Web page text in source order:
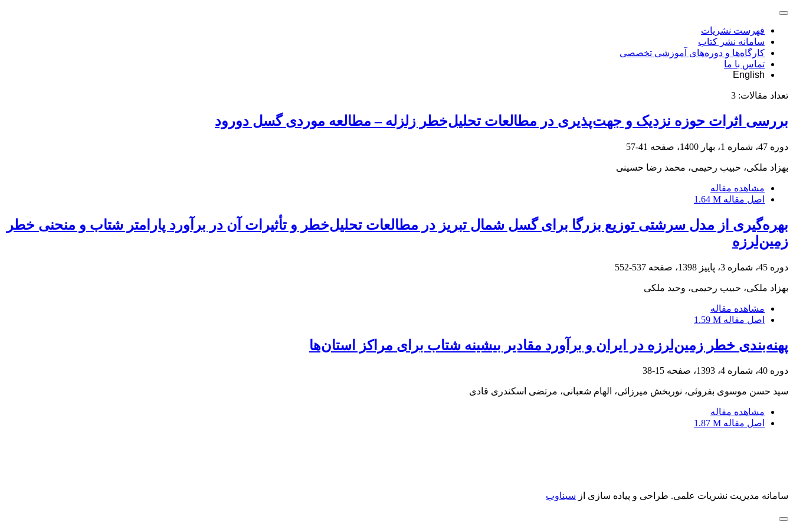
فهرست نشریات
سامانه نشر کتاب
کارگاه‌ها و دوره‌های آموزشی تخصصی
تماس با ما
English
تعداد مقالات: 3
بررسی اثرات حوزه نزدیک و جهت‌پذیری در مطالعات تحلیل‌خطر زلزله – مطالعه موردی گسل دورود
دوره 47، شماره 1، بهار 1400، صفحه 41-57
بهزاد ملکی، حبیب رحیمی، محمد رضا حسینی
مشاهده مقاله
اصل مقاله 1.64 M
بهره‌گیری از مدل سرشتی توزیع بزرگا برای گسل شمال تبریز در مطالعات تحلیل‌خطر و تأثیرات آن در برآورد پارامتر‌ شتاب و منحنی خطر
زمین‌لرزه
دوره 45، شماره 3، پاییز 1398، صفحه 537-552
بهزاد ملکی، حبیب رحیمی، وحید ملکی
مشاهده مقاله
اصل مقاله 1.59 M
پهنه‌بندی خطر زمین‌لرزه در ایران و برآورد مقادیر بیشینه شتاب برای مراکز استان‌ها
دوره 40، شماره 4، 1393، صفحه 15-38
سید حسن موسوی بفروئی، نوربخش میرزائی، الهام شعبانی، مرتضی اسکندری قادی
مشاهده مقاله
اصل مقاله 1.87 M
سامانه مدیریت نشریات علمی. طراحی و پیاده سازی از سیناوب